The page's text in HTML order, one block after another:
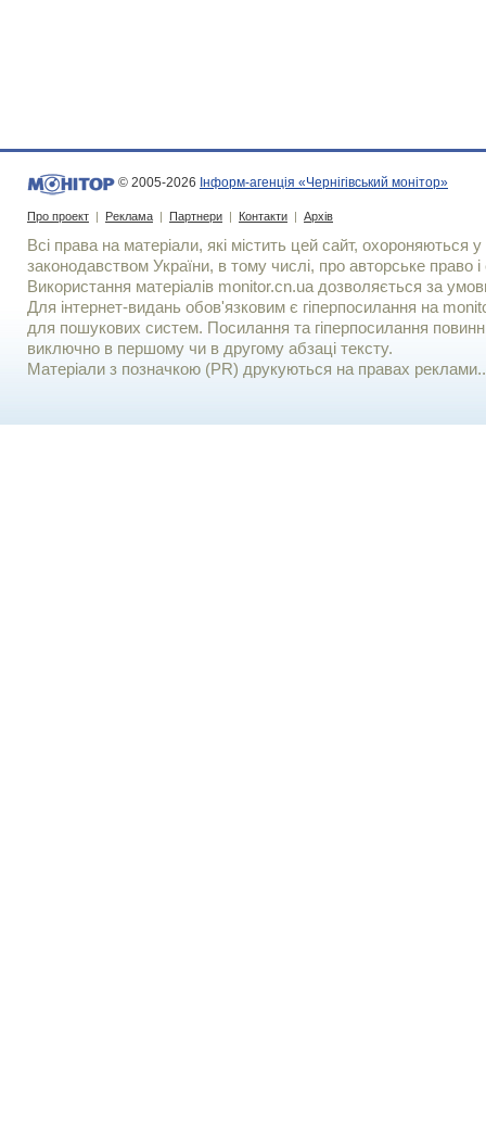
© 2005-2026 Інформ-агенція «Чернігівський монітор»
Про проект | Реклама | Партнери | Контакти | Архів
Всі права на матеріали, які містить цей сайт, охороняються у
законодавством України, в тому числі, про авторське право і
Використання матерiалiв monitor.cn.ua дозволяється за
Для iнтернет-видань обов'язковим є гiперпосилання на
для пошукових систем. Посилання та гіперпосилання
виключно в першому чи в другому абзаці тексту.
Матеріали з позначкою (PR) друкуються на правах реклами..